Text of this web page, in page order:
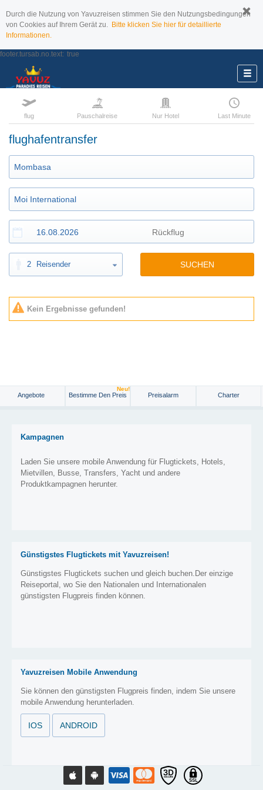
Durch die Nutzung von Yavuzreisen stimmen Sie den Nutzungsbedingungen
von Cookies auf Ihrem Gerät zu. Bitte klicken Sie hier für detaillierte
Informationen.
footer.tursab.no.text: true
flug Pauschalreise Nur Hotel Last Minute
flughafentransfer
2 Reisender SUCHEN
Kein Ergebnisse gefunden!
Angebote Bestimme Den Preis
Neu!
Preisalarm Charter
Kampagnen
Laden Sie unsere mobile Anwendung für Flugtickets, Hotels,
Mietvillen, Busse, Transfers, Yacht und andere
Produktkampagnen herunter.
Günstigstes Flugtickets mit Yavuzreisen!
Günstigstes Flugtickets suchen und gleich buchen.Der einzige
Reiseportal, wo Sie den Nationalen und Internationalen
günstigsten Flugpreis finden können.
Yavuzreisen Mobile Anwendung
Sie können den günstigsten Flugpreis finden, indem Sie unsere
mobile Anwendung herunterladen.
IOS ANDROID